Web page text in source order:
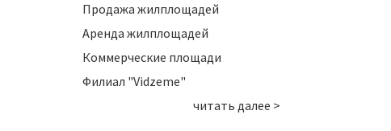
Продажа жилплощадей
Аренда жилплощадей
Коммерческие площади
Филиал "Vidzeme"
читать далее >